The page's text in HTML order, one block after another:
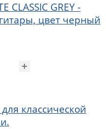
CLASSIC GREY -
цвет черный
классической